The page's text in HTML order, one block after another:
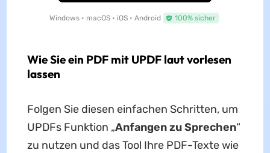
Windows • macOS • iOS • Android 100% sicher
Wie Sie ein PDF mit UPDF laut vorlesen
lassen
Folgen Sie diesen einfachen Schritten, um
UPDFs Funktion „Anfangen zu Sprechen“
zu nutzen und das Tool Ihre PDF-Texte wie